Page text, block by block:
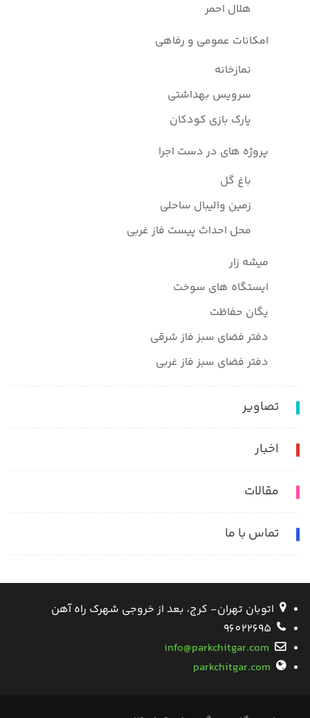
هلال احمر
امکانات عمومی و رفاهی
نمازخانه
سرویس بهداشتی
پارک بازی کودکان
پروژه های در دست اجرا
باغ گل
زمین والیبال ساحلی
محل احداث پیست فاز غربی
میشه زار
ایستگاه های سوخت
یگان حفاظت
دفتر فضای سبز فاز شرقی
دفتر فضای سبز فاز غربی
تصاویر
اخبار
مقالات
تماس با ما
اتوبان تهران- کرج، بعد از خروجی شهرک راه آهن
96022695
info@parkchitgar.com
parkchitgar.com